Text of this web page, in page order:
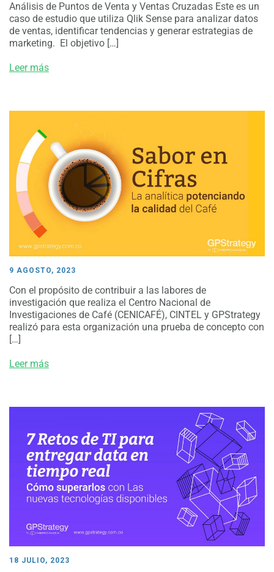
Análisis de Puntos de Venta y Ventas Cruzadas Este es un
caso de estudio que utiliza Qlik Sense para analizar datos
de ventas, identificar tendencias y generar estrategias de
marketing. El objetivo […]
Leer más
9 AGOSTO, 2023
Con el propósito de contribuir a las labores de
investigación que realiza el Centro Nacional de
Investigaciones de Café (CENICAFÉ), CINTEL y GPStrategy
realizó para esta organización una prueba de concepto con
[…]
Leer más
18 JULIO, 2023